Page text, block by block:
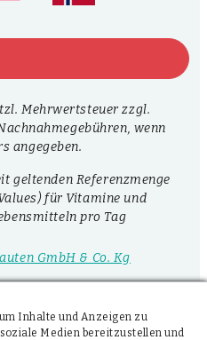
Mehrwertsteuer zzgl.
wenn
angegeben.
geltenden Referenzmenge
für Vitamine und
pro Tag
Inhalte und Anzeigen zu
Medien bereitzustellen und